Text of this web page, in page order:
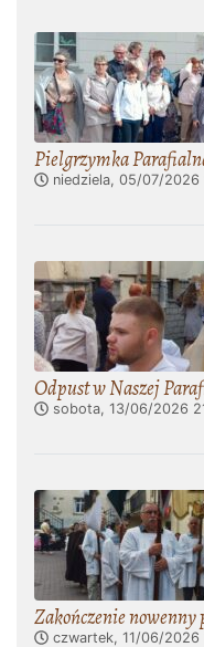
Pielgrzymka
niedziela, 05/07/2026
Odpust w Naszej
sobota, 13/06/2026
Zakończenie
czwartek, 11/06/2026